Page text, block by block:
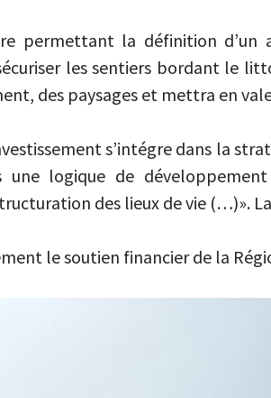
permettant la définition d’un
les sentiers bordant le
des paysages et mettra en
s’intégre dans la
une logique de
des lieux de vie (…)».
le soutien financier de la